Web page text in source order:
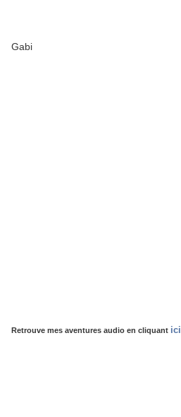
Gabi
Retrouve mes aventures audio en cliquant ici